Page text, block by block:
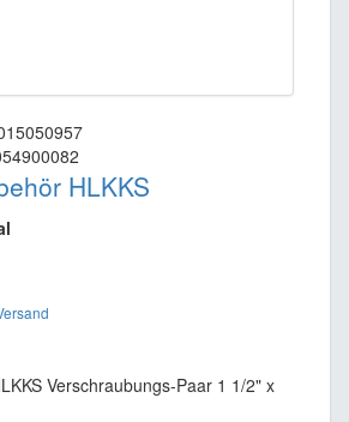
HLKKS
Verschraubungs-Paar 1 1/2" x